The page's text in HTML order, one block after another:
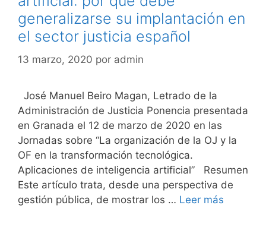
generalizarse su implantación en
el sector justicia español
13 marzo, 2020 por admin
José Manuel Beiro Magan, Letrado de la
Administración de Justicia Ponencia presentada
en Granada el 12 de marzo de 2020 en las
Jornadas sobre “La organización de la OJ y la
OF en la transformación tecnológica.
Aplicaciones de inteligencia artificial” Resumen
Este artículo trata, desde una perspectiva de
gestión pública, de mostrar los … Leer más